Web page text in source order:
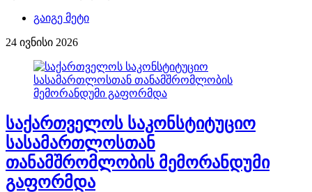
გაიგე მეტი
24 ივნისი 2026
საქართველოს საკონსტიტუციო
სასამართლოსთან
თანამშრომლობის მემორანდუმი
გაფორმდა